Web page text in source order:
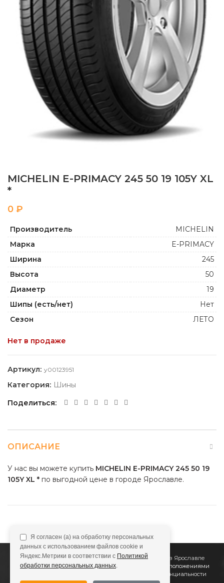
MICHELIN E-PRIMACY 245 50 19 105Y XL
*
₽
Производитель
MICHELIN
Марка
E-PRIMACY
Ширина
245
Высота
50
Диаметр
19
Шипы (есть/нет)
Нет
Сезон
ЛЕТО
Нет в продаже
Артикул: y00123951
Категория: Шины
Поделиться
ОПИСАНИЕ
У нас вы можете купить MICHELIN E-PRIMACY 245 50 19
105Y XL * по выгодной цене в городе Ярославле.
2011Все Колёса Интернет-магазин шин и дисков в Ярославле
Сайт не является публичной офертой, определяемой положениями
Политике конфиденциальности
Я согласен (а) на обработку персональных
данных с использованием файлов cookie и
Яндекс.Метрики в соответствии с Политикой
обработки персональных данных.